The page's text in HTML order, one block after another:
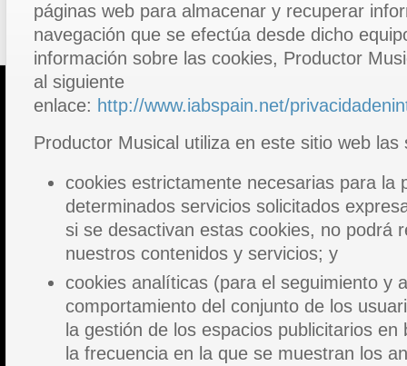
Tutorial de CLA Effects, aprende a
aplicar efectos a tus voces.
páginas web para almacenar y recuperar
navegación que se efectúa desde dicho
información sobre las cookies, Productor
al siguiente
enlace: http://www.iabspain.net/
Productor Musical utiliza en este sitio web las
cookies estrictamente necesarias para la
determinados servicios solicitados
si se desactivan estas cookies, no podrá
nuestros contenidos y servicios; y
cookies analíticas (para el seguimiento y
comportamiento del conjunto de los
la gestión de los espacios publicitarios
la frecuencia en la que se muestran los